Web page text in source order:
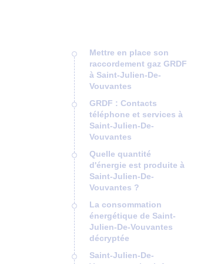
Mettre en place son
raccordement gaz GRDF
à Saint-Julien-De-
Vouvantes
GRDF : Contacts
téléphone et services à
Saint-Julien-De-
Vouvantes
Quelle quantité
d'énergie est produite à
Saint-Julien-De-
Vouvantes ?
La consommation
énergétique de Saint-
Julien-De-Vouvantes
décryptée
Saint-Julien-De-